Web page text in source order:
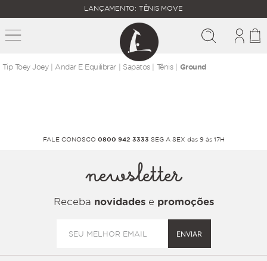
FALTAM
MAIS
R$
400,00
PARA O
FRETE
GRÁTIS
LANÇAMENTO: TÊNIS MOVE
andar e equilibrar sapatos tênis Ground
FALE CONOSCO 0800 942 3333 SEG A SEX das 9 às 17H
newsletter
Receba novidadese promoções
ENVIAR